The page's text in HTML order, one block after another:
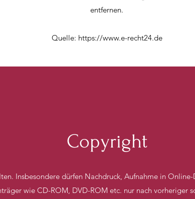
entfernen.
Quelle: https://www.e-recht24.de
Copyright
Insbesondere dürfen Nachdruck, Aufnahme in
wie CD-ROM, DVD-ROM etc. nur nach vorheriger